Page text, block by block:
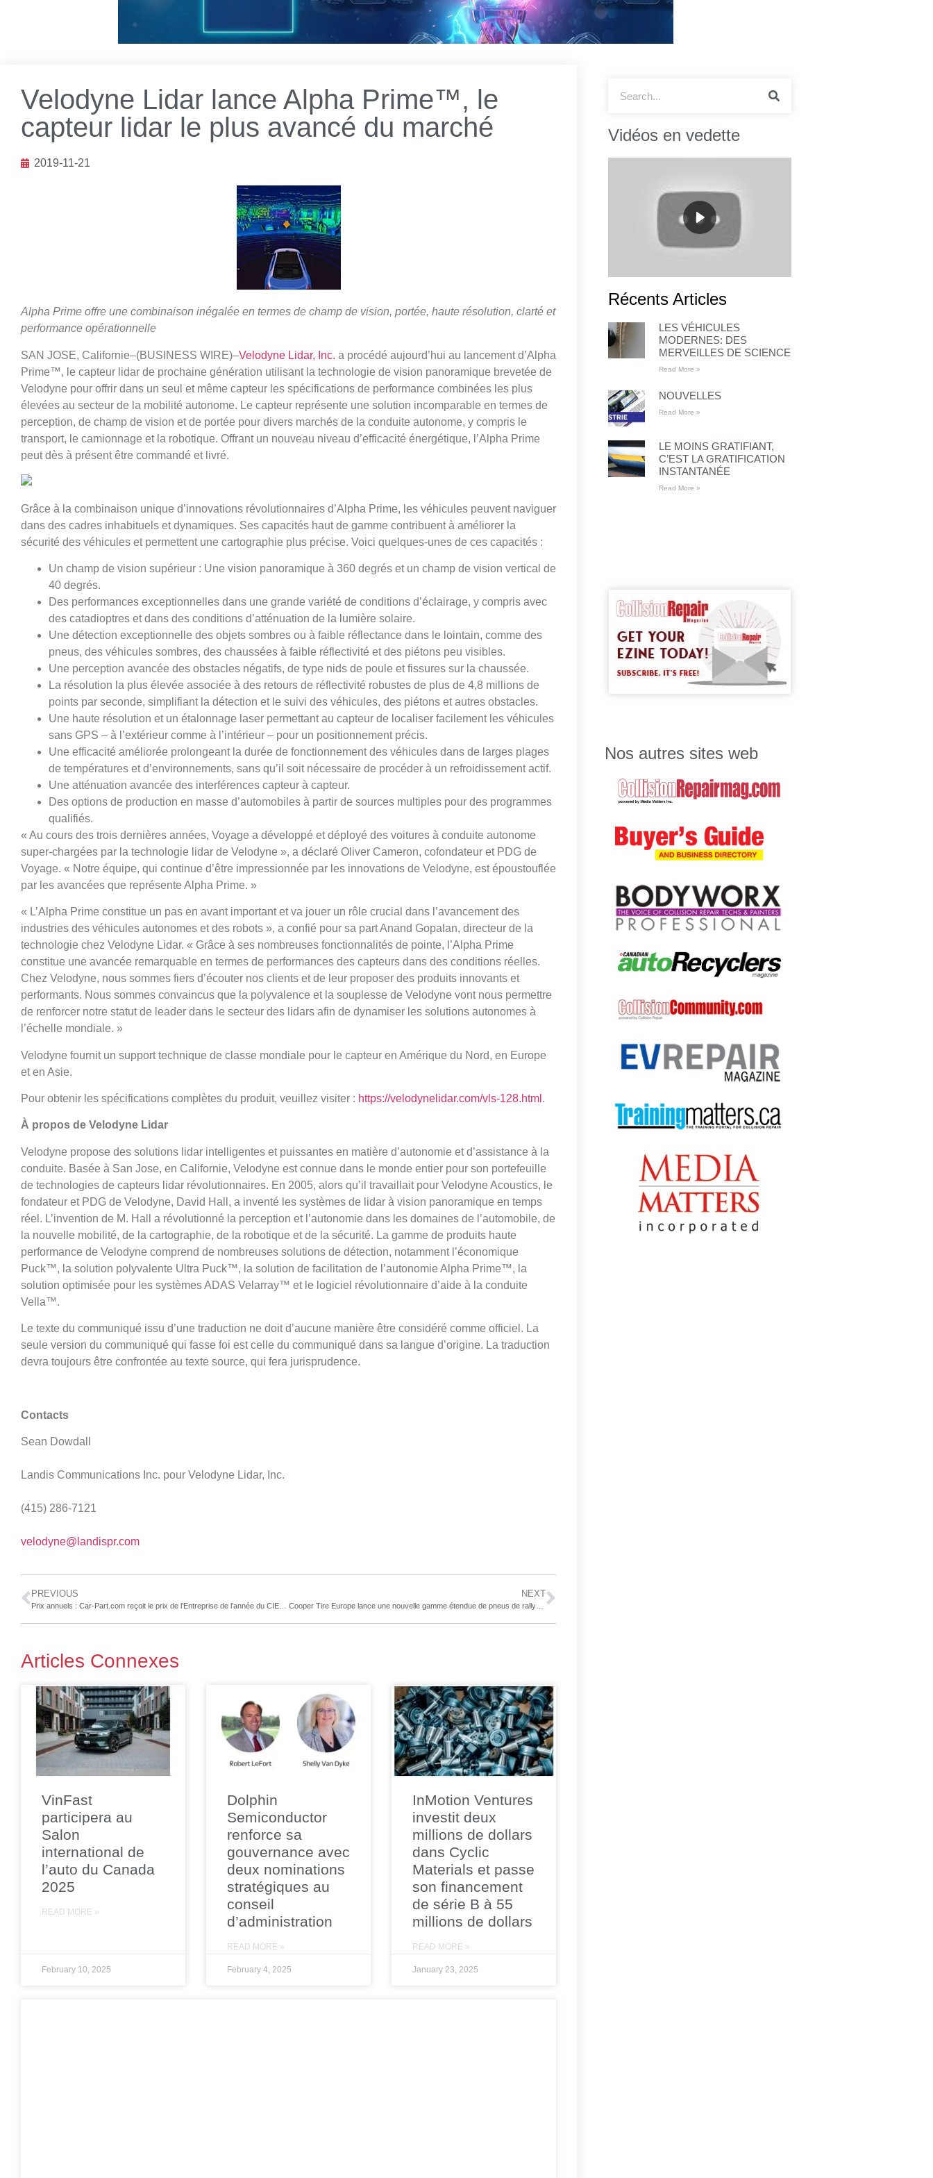
Velodyne Lidar lance Alpha Prime™, le
capteur lidar le plus avancé du marché
2019-11-21
Alpha Prime offre une combinaison inégalée en termes de champ de vision, portée, haute résolution, clarté et
performance opérationnelle
SAN JOSE, Californie–(BUSINESS WIRE)–Velodyne Lidar, Inc. a procédé aujourd’hui au lancement d’Alpha
Prime™, le capteur lidar de prochaine génération utilisant la technologie de vision panoramique brevetée de
Velodyne pour offrir dans un seul et même capteur les spécifications de performance combinées les plus
élevées au secteur de la mobilité autonome. Le capteur représente une solution incomparable en termes de
perception, de champ de vision et de portée pour divers marchés de la conduite autonome, y compris le
transport, le camionnage et la robotique. Offrant un nouveau niveau d’efficacité énergétique, l’Alpha Prime
peut dès à présent être commandé et livré.
Grâce à la combinaison unique d’innovations révolutionnaires d’Alpha Prime, les véhicules peuvent naviguer
dans des cadres inhabituels et dynamiques. Ses capacités haut de gamme contribuent à améliorer la
sécurité des véhicules et permettent une cartographie plus précise. Voici quelques-unes de ces capacités :
Un champ de vision supérieur : Une vision panoramique à 360 degrés et un champ de vision vertical de
40 degrés.
Des performances exceptionnelles dans une grande variété de conditions d’éclairage, y compris avec
des catadioptres et dans des conditions d’atténuation de la lumière solaire.
Une détection exceptionnelle des objets sombres ou à faible réflectance dans le lointain, comme des
pneus, des véhicules sombres, des chaussées à faible réflectivité et des piétons peu visibles.
Une perception avancée des obstacles négatifs, de type nids de poule et fissures sur la chaussée.
La résolution la plus élevée associée à des retours de réflectivité robustes de plus de 4,8 millions de
points par seconde, simplifiant la détection et le suivi des véhicules, des piétons et autres obstacles.
Une haute résolution et un étalonnage laser permettant au capteur de localiser facilement les véhicules
sans GPS – à l’extérieur comme à l’intérieur – pour un positionnement précis.
Une efficacité améliorée prolongeant la durée de fonctionnement des véhicules dans de larges plages
de températures et d’environnements, sans qu’il soit nécessaire de procéder à un refroidissement actif.
Une atténuation avancée des interférences capteur à capteur.
Des options de production en masse d’automobiles à partir de sources multiples pour des programmes
qualifiés.
« Au cours des trois dernières années, Voyage a développé et déployé des voitures à conduite autonome
super-chargées par la technologie lidar de Velodyne », a déclaré Oliver Cameron, cofondateur et PDG de
Voyage. « Notre équipe, qui continue d’être impressionnée par les innovations de Velodyne, est époustouflée
par les avancées que représente Alpha Prime. »
« L’Alpha Prime constitue un pas en avant important et va jouer un rôle crucial dans l’avancement des
industries des véhicules autonomes et des robots », a confié pour sa part Anand Gopalan, directeur de la
technologie chez Velodyne Lidar. « Grâce à ses nombreuses fonctionnalités de pointe, l’Alpha Prime
constitue une avancée remarquable en termes de performances des capteurs dans des conditions réelles.
Chez Velodyne, nous sommes fiers d’écouter nos clients et de leur proposer des produits innovants et
performants. Nous sommes convaincus que la polyvalence et la souplesse de Velodyne vont nous permettre
de renforcer notre statut de leader dans le secteur des lidars afin de dynamiser les solutions autonomes à
l’échelle mondiale. »
Velodyne fournit un support technique de classe mondiale pour le capteur en Amérique du Nord, en Europe
et en Asie.
Pour obtenir les spécifications complètes du produit, veuillez visiter : https://velodynelidar.com/vls-128.html .
À propos de Velodyne Lidar
Velodyne propose des solutions lidar intelligentes et puissantes en matière d’autonomie et d’assistance à la
conduite. Basée à San Jose, en Californie, Velodyne est connue dans le monde entier pour son portefeuille
de technologies de capteurs lidar révolutionnaires. En 2005, alors qu’il travaillait pour Velodyne Acoustics, le
fondateur et PDG de Velodyne, David Hall, a inventé les systèmes de lidar à vision panoramique en temps
réel. L’invention de M. Hall a révolutionné la perception et l’autonomie dans les domaines de l’automobile, de
la nouvelle mobilité, de la cartographie, de la robotique et de la sécurité. La gamme de produits haute
performance de Velodyne comprend de nombreuses solutions de détection, notamment l’économique
Puck™, la solution polyvalente Ultra Puck™, la solution de facilitation de l’autonomie Alpha Prime™, la
solution optimisée pour les systèmes ADAS Velarray™ et le logiciel révolutionnaire d’aide à la conduite
Vella™.
Le texte du communiqué issu d’une traduction ne doit d’aucune manière être considéré comme officiel. La
seule version du communiqué qui fasse foi est celle du communiqué dans sa langue d’origine. La traduction
devra toujours être confrontée au texte source, qui fera jurisprudence.
Contacts
Sean Dowdall
Landis Communications Inc. pour Velodyne Lidar, Inc.
(415) 286-7121
velodyne@landispr.com
PREVIOUS NEXT
Articles Connexes
VinFast
participera au
Salon
international de
l’auto du Canada
2025
READ MORE »
February 10, 2025
Dolphin
Semiconductor
renforce sa
gouvernance avec
deux nominations
stratégiques au
conseil
d’administration
READ MORE »
February 4, 2025
InMotion Ventures
investit deux
millions de dollars
dans Cyclic
Materials et passe
son financement
de série B à 55
millions de dollars
READ MORE »
January 23, 2025
Vidéos en vedette
Récents Articles
LES VÉHICULES
MODERNES: DES
MERVEILLES DE SCIENCE
Read More »
NOUVELLES
Read More »
LE MOINS GRATIFIANT,
C’EST LA GRATIFICATION
INSTANTANÉE
Read More »
Nos autres sites web